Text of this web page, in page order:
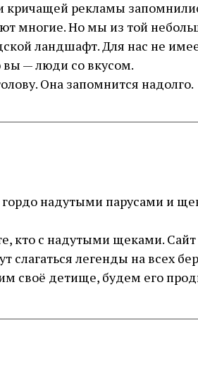
кричащей рекламы
многие. Но мы из той
ландшафт. Для нас не
вы — люди со вкусом.
Она запомнится надолго.
гордо надутыми парусами и
кто с надутыми щеками.
легенды на всех
своё детище, будем его